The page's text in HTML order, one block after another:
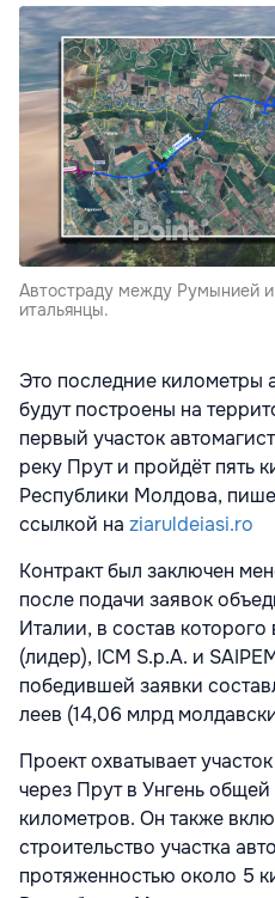
Автостраду между Румынией
итальянцы.
Это последние километры
будут построены на
первый участок
реку Прут и пройдёт пять
Республики Молдова,
ссылкой на ziaruldeiasi.ro
Контракт был заключен
после подачи заявок
Италии, в состав которого
(лидер), ICM S.p.A. и
победившей заявки
леев (14,06 млрд
Проект охватывает
через Прут в Унгень
километров. Он также
строительство участка
протяженностью около 5